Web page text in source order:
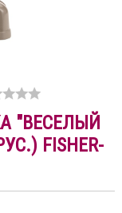
"ВЕСЕЛЫЙ
FISHER-